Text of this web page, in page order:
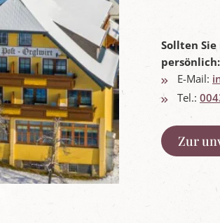
Sollten
persönlich:
E-Mail:
Tel.:
Zur